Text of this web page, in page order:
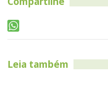
Leia também